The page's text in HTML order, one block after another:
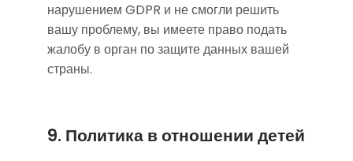
нарушением GDPR и не смогли решить
вашу проблему, вы имеете право подать
жалобу в орган по защите данных вашей
страны.
9. Политика в отношении детей